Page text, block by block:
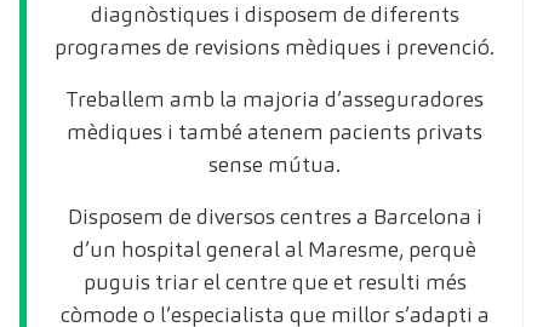
diagnòstiques i disposem de diferents
programes de revisions mèdiques i prevenció.
Treballem amb la majoria d’asseguradores
mèdiques i també atenem pacients privats
sense mútua.
Disposem de diversos centres a Barcelona i
d’un hospital general al Maresme, perquè
puguis triar el centre que et resulti més
còmode o l’especialista que millor s’adapti a